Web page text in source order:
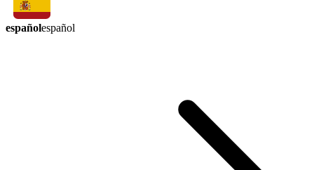
españolespañol